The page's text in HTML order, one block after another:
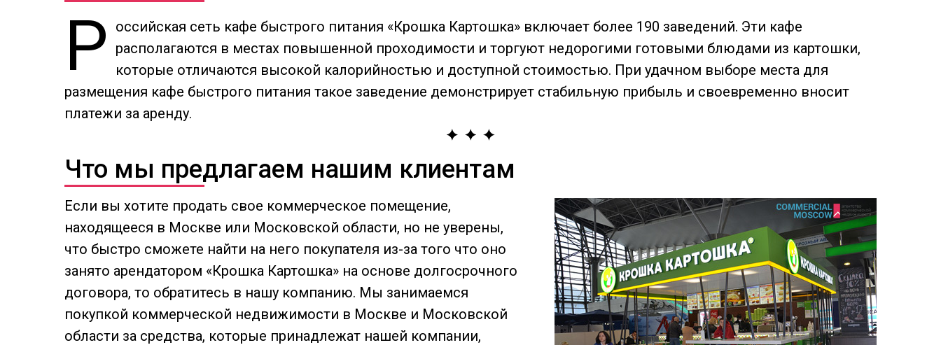
Р
оссийская сеть кафе быстрого питания «Крошка Картошка» включает более 190 заведений. Эти кафе
располагаются в местах повышенной проходимости и торгуют недорогими готовыми блюдами из картошки,
которые отличаются высокой калорийностью и доступной стоимостью. При удачном выборе места для
размещения кафе быстрого питания такое заведение демонстрирует стабильную прибыль и своевременно вносит
платежи за аренду.
Что мы предлагаем нашим клиентам
Если вы хотите продать свое коммерческое помещение,
находящееся в Москве или Московской области, но не уверены,
что быстро сможете найти на него покупателя из-за того что оно
занято арендатором «Крошка Картошка» на основе долгосрочного
договора, то обратитесь в нашу компанию. Мы занимаемся
покупкой коммерческой недвижимости в Москве и Московской
области за средства, которые принадлежат нашей компании,